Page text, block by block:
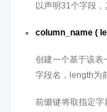
以声明31个字段，
column_name (
创建一个基于该表
字段名，length为
前缀键将取指定